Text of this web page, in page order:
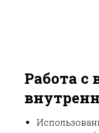
Работа